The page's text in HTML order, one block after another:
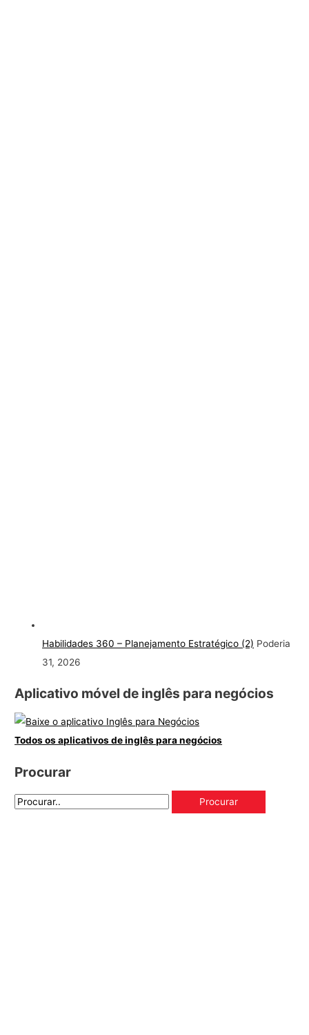
Habilidades 360 – Planejamento Estratégico (2) Poderia
31, 2026
Aplicativo móvel de inglês para negócios
Todos os aplicativos de inglês para negócios
Procurar